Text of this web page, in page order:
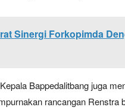
Sinergi Forkopimda
Bappedalitbang juga
rancangan Renstra